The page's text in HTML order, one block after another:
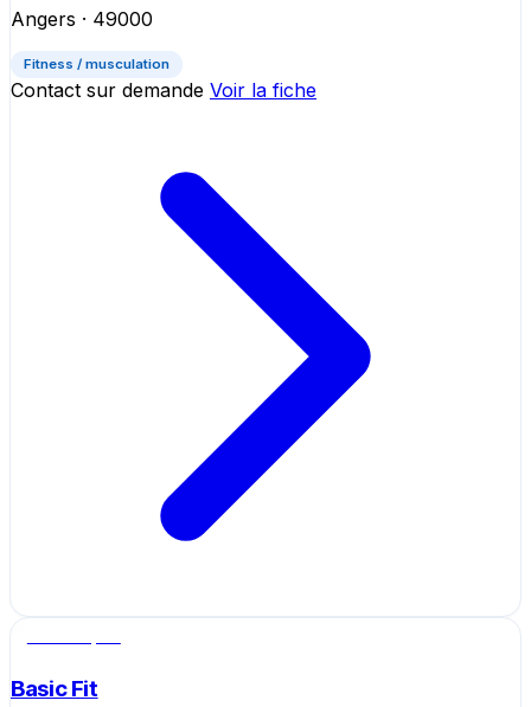
Angers · 49000
Fitness / musculation
Contact sur demande Voir la fiche
Basic Fit